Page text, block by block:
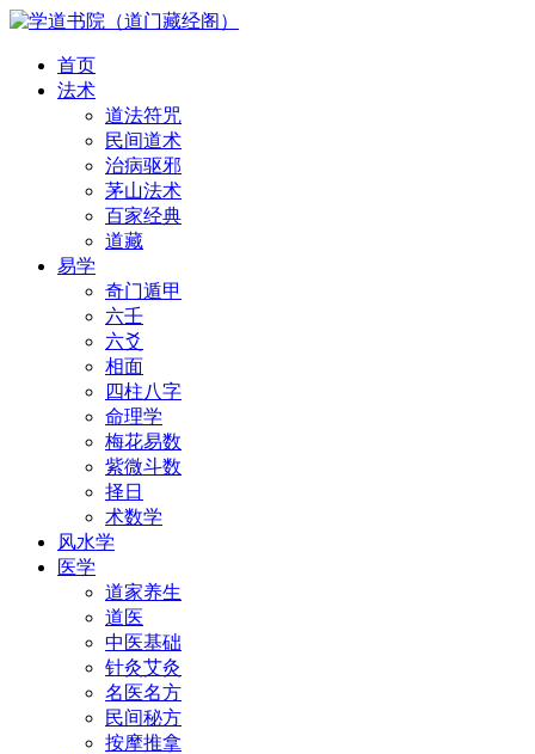
首页
法术
道法符咒
民间道术
治病驱邪
茅山法术
百家经典
道藏
易学
奇门遁甲
六壬
六爻
相面
四柱八字
命理学
梅花易数
紫微斗数
择日
术数学
风水学
医学
道家养生
道医
中医基础
针灸艾灸
名医名方
民间秘方
按摩推拿